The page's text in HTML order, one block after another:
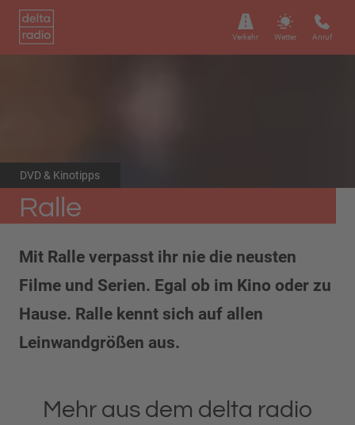
Verkehr Wetter Anruf
DVD & Kinotipps
Ralle
Mit Ralle verpasst ihr nie die neusten
Filme und Serien. Egal ob im Kino oder zu
Hause. Ralle kennt sich auf allen
Leinwandgrößen aus.
Mehr aus dem delta radio